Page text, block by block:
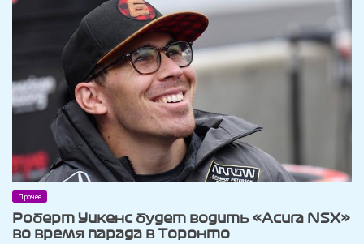
Торонто
Прочее
Роберт Уикенс будет водить «Acura NSX»
во время парада в Торонто